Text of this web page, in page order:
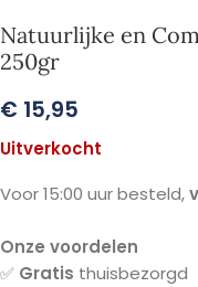
Natuurlijke en
250gr
€ 15,95
Uitverkocht
Voor 15:00 uur besteld,
Onze voordelen
✅ Gratis thuisbezorgd